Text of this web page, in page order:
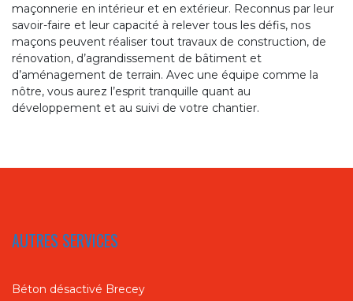
maçonnerie en intérieur et en extérieur. Reconnus par leur
savoir-faire et leur capacité à relever tous les défis, nos
maçons peuvent réaliser tout travaux de construction, de
rénovation, d’agrandissement de bâtiment et
d’aménagement de terrain. Avec une équipe comme la
nôtre, vous aurez l’esprit tranquille quant au
développement et au suivi de votre chantier.
AUTRES SERVICES
Béton désactivé Brecey